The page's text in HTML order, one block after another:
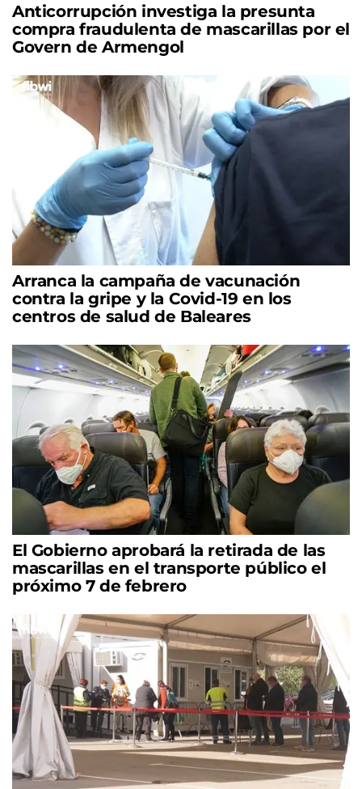
Anticorrupción investiga la presunta
compra fraudulenta de mascarillas por el
Govern de Armengol
Arranca la campaña de vacunación
contra la gripe y la Covid-19 en los
centros de salud de Baleares
El Gobierno aprobará la retirada de las
mascarillas en el transporte público el
próximo 7 de febrero